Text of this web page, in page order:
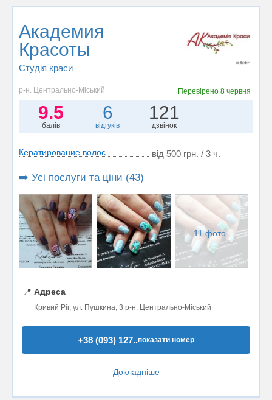
Академия
Красоты
Студія краси
р-н. Центрально-Міський Перевірено 8 червня
9.5
балів
6
відгуків
121
дзвінок
Кератирование волос від 500 грн. / 3 ч.
➡️ Усі послуги та ціни (43)
11 фото
📍 Адреса
Кривий Ріг, ул. Пушкина, 3 р-н. Центрально-Міський
+38 (093) 127..показати номер
Докладніше